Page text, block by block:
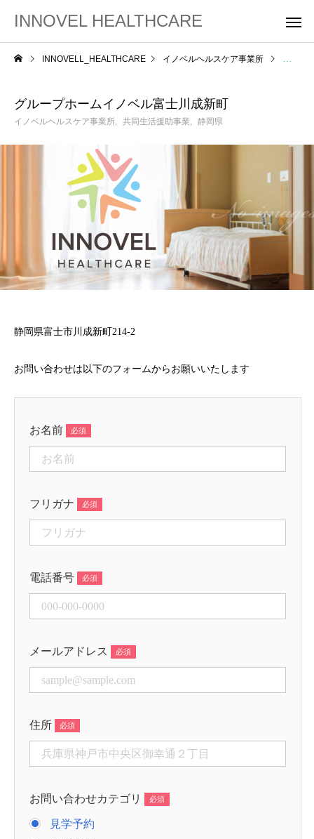
INNOVEL HEALTHCARE
INNOVELL_HEALTHCARE イノベルヘルスケア事業所 グルー
グループホームイノベル富士川成新町
イノベルヘルスケア事業所 共同生活援助事業 静岡県
静岡県富士市川成新町214-2
お問い合わせは以下のフォームからお願いいたします
お名前
フリガナ
電話番号
メールアドレス
住所
お問い合わせカテゴリ
見学予約